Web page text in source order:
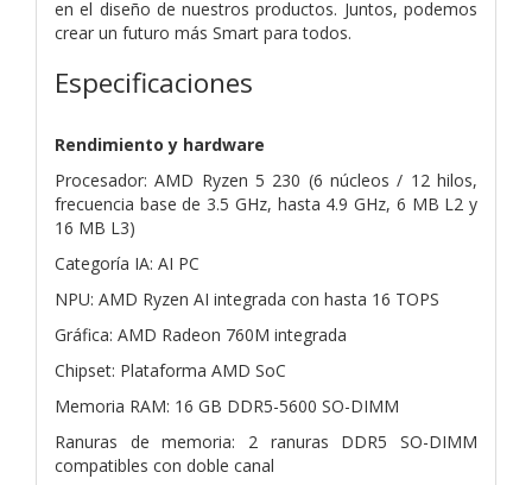
en el diseño de nuestros productos. Juntos, podemos
crear un futuro más Smart para todos.
Especificaciones
Rendimiento y hardware
Procesador: AMD Ryzen 5 230 (6 núcleos / 12 hilos,
frecuencia base de 3.5 GHz, hasta 4.9 GHz, 6 MB L2 y
16 MB L3)
Categoría IA: AI PC
NPU: AMD Ryzen AI integrada con hasta 16 TOPS
Gráfica: AMD Radeon 760M integrada
Chipset: Plataforma AMD SoC
Memoria RAM: 16 GB DDR5-5600 SO-DIMM
Ranuras de memoria: 2 ranuras DDR5 SO-DIMM
compatibles con doble canal